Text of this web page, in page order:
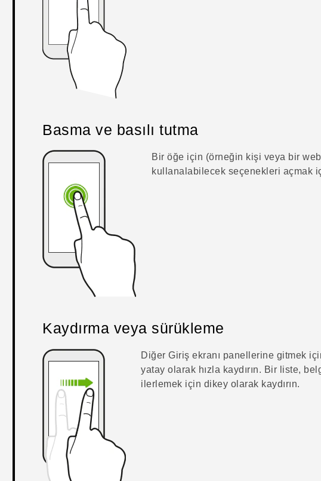
Basma ve basılı tutma
Bir öğe için (örneğin kişi veya bir web
kullanalabilecek seçenekleri açmak
Kaydırma veya sürükleme
Diğer Giriş ekranı panellerine gitmek
yatay olarak hızla kaydırın. Bir liste,
ilerlemek için dikey olarak kaydırın.